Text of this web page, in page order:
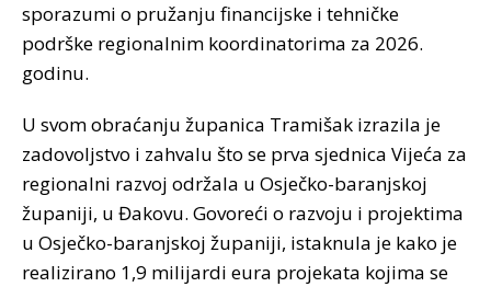
sporazumi o pružanju financijske i tehničke
podrške regionalnim koordinatorima za 2026.
godinu.
U svom obraćanju županica Tramišak izrazila je
zadovoljstvo i zahvalu što se prva sjednica Vijeća za
regionalni razvoj održala u Osječko-baranjskoj
županiji, u Đakovu. Govoreći o razvoju i projektima
u Osječko-baranjskoj županiji, istaknula je kako je
realizirano 1,9 milijardi eura projekata kojima se